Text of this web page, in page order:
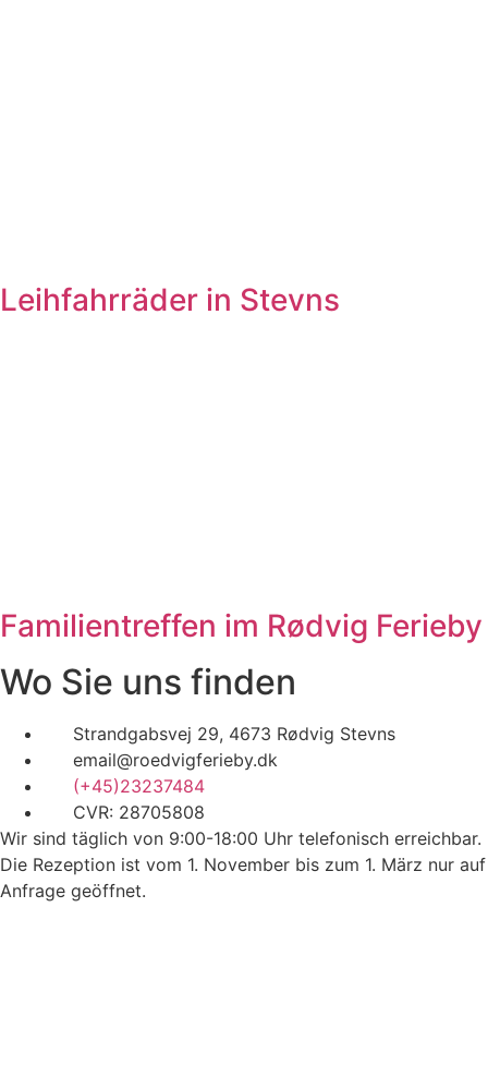
Leihfahrräder in Stevns
Familientreffen im Rødvig Ferieby
Wo Sie uns finden
Strandgabsvej 29, 4673 Rødvig Stevns
email@roedvigferieby.dk
(+45)23237484
CVR: 28705808
Wir sind täglich von 9:00-18:00 Uhr telefonisch erreichbar.
Die Rezeption ist vom 1. November bis zum 1. März nur auf
Anfrage geöffnet.